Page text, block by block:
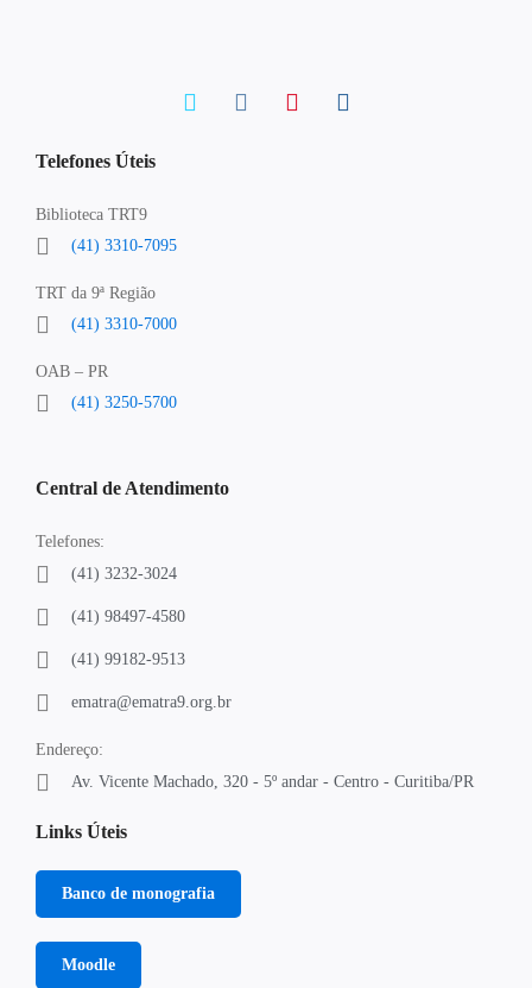
Telefones Úteis
Biblioteca TRT9
(41) 3310-7095
TRT da 9ª Região
(41) 3310-7000
OAB – PR
(41) 3250-5700
Central de Atendimento
Telefones:
(41) 3232-3024
(41) 98497-4580
(41) 99182-9513
ematra@ematra9.org.br
Endereço:
Av. Vicente Machado, 320 - 5º andar - Centro - Curitiba/PR
Links Úteis
Banco de monografia
Moodle